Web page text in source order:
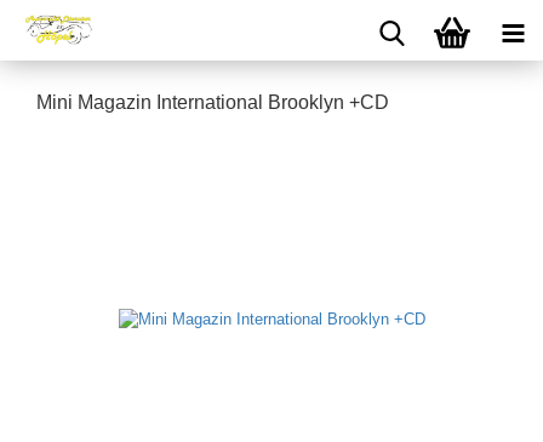
Mini Magazin International Brooklyn +CD